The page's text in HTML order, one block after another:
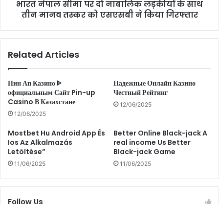
बी
स
ज
वा
न
का
खे
से
झू
ल
ता
मि
ला
क
की
यों
के
सा
ती
न
न
व
त
स्क
भारत नेपाल सीमा पर दो नाबालिक लड़कीयों के साथ
तीन मानव तस्कर को एसएसबी ने किया गिरफ्तार
Related Articles
Пин Ап Казино ᐈ
официальным Сайт Pin-up
Casino В Казахстане
12/06/2025
Надежные Онлайн Казино
Честный Рейтинг
12/06/2025
Mostbet Hu Android App És
Ios Az Alkalmazás
Letöltése”
11/06/2025
Better Online Black-jack A
real income Us Better
Black-jack Game
11/06/2025
Follow Us